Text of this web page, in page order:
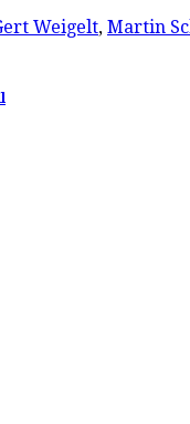
Weigelt, Martin